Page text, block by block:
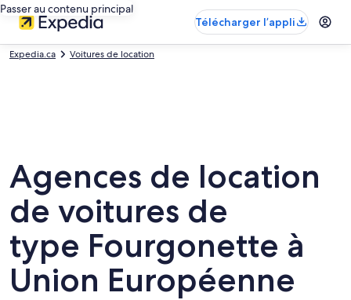
Passer au contenu principal
Télécharger l’appli
Expedia.ca Voitures de location
Agences de location
de voitures de
type Fourgonette à
Union Européenne